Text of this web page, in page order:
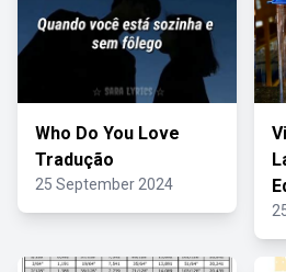
Who Do You Love
Tradução
25 September 2024